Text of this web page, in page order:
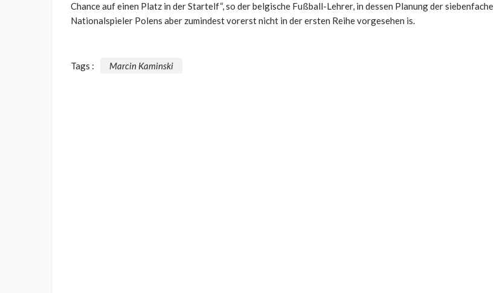
Chance auf einen Platz in der Startelf“, so der belgische Fußball-Lehrer, in dessen Planung der siebenfache
Nationalspieler Polens aber zumindest vorerst nicht in der ersten Reihe vorgesehen is.
Tags : Marcin Kaminski